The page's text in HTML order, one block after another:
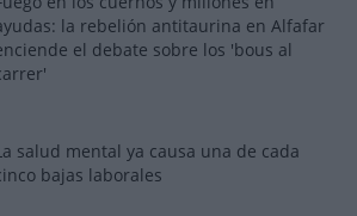
la rebelión antitaurina en Alfafar
el debate sobre los 'bous al
salud mental ya causa una de cada
bajas laborales